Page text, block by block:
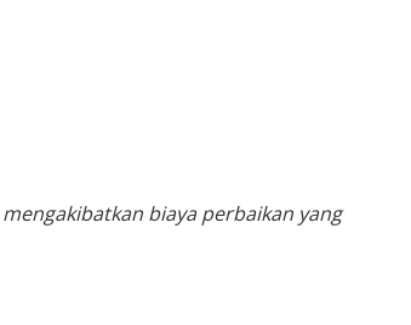
biaya perbaikan yang